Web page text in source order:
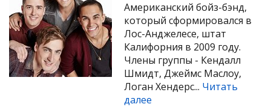
Американский бойз-бэнд,
который сформировался в
Лос-Анджелесе, штат
Калифорния в 2009 году.
Члены группы - Кендалл
Шмидт, Джеймс Маслоу,
Логан Хендерс... Читать
далее